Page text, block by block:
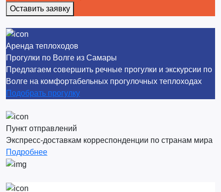
Оставить заявку
Аренда теплоходов
Прогулки по Волге из Самары
Предлагаем совершить речные прогулки и экскурсии по
Волге на комфортабельных прогулочных теплоходах
Подобрать прогулку
Пункт отправлений
Экспресс-доставкам корреспонденции по странам мира
Подробнее